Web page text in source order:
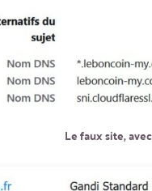
Le faux site,